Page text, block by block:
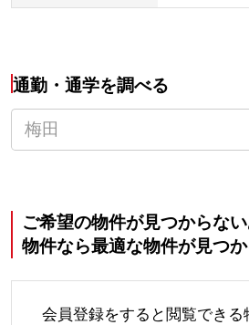
通勤・通学を調べる
ご希望の物件が見つからな
物件なら最適な物件が見つ
会員登録をすると閲覧できる